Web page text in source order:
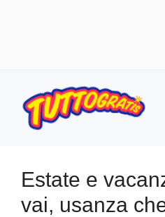
contenuto
Estate e
vai, usanza